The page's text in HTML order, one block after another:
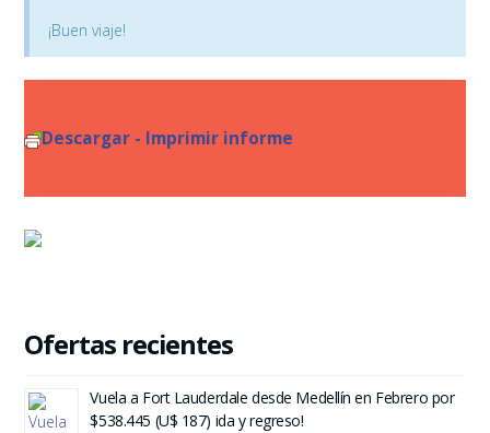
¡Buen viaje!
Descargar - Imprimir informe
Ofertas recientes
Vuela a Fort Lauderdale desde Medellín en Febrero por
$538.445 (U$ 187) ida y regreso!